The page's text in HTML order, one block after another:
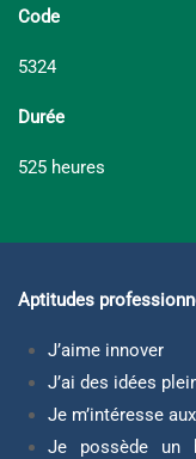
Code
5324
Durée
525 heures
Aptitudes
J’aime innover
J’ai des idées
Je m’intéresse
Je possède un